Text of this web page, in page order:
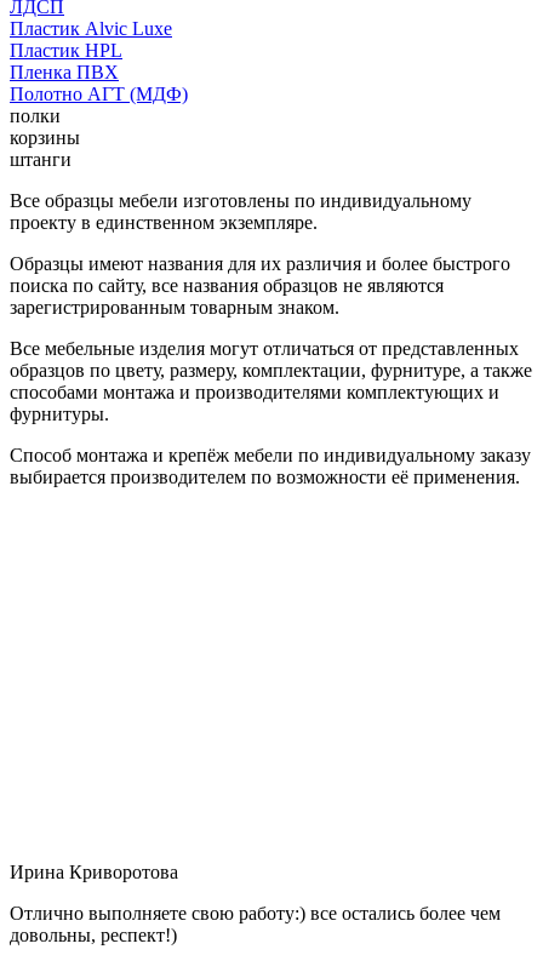
ЛДСП
Пластик Alvic Luxe
Пластик HPL
Пленка ПВХ
Полотно АГТ (МДФ)
полки
корзины
штанги
Все образцы мебели изготовлены по индивидуальному
проекту в единственном экземпляре.
Образцы имеют названия для их различия и более быстрого
поиска по сайту, все названия образцов не являются
зарегистрированным товарным знаком.
Все мебельные изделия могут отличаться от представленных
образцов по цвету, размеру, комплектации, фурнитуре, а также
способами монтажа и производителями комплектующих и
фурнитуры.
Способ монтажа и крепёж мебели по индивидуальному заказу
выбирается производителем по возможности её применения.
Ирина Криворотова
Отлично выполняете свою работу:) все остались более чем
довольны, респект!)